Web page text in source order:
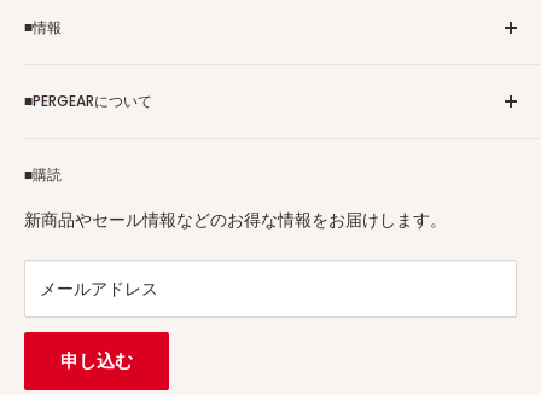
■購読
新商品やセール情報などのお得な情報をお届けします。
メールアドレス
申し込む
■情報
個人情報保護方針
Tax-free
特定商取引法に基づく表示
■PERGEARについて
7Artisans、FIMIなど各撮影機材ブランドの正規代理店です。
プロ、アマチュアを問わず、さまざまな撮影製品を取り揃え
連絡先： support@pergear.co.jp